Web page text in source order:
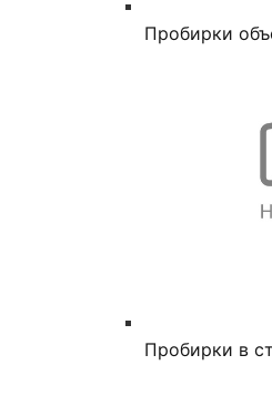
Пробирки
Пробирки в